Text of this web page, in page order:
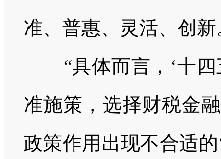
准、普惠、灵活、创新
“具体而言，‘十四
准施策，选择财税金
政策作用出现不合适的